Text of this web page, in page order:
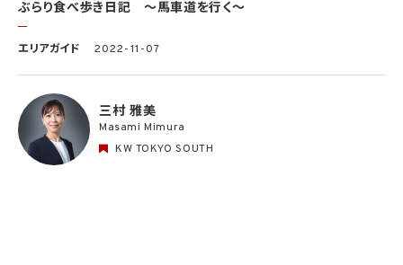
ぶらり食べ歩き日記 〜馬車道を行く〜
エリアガイド 2022-11-07
三村 雅美
Masami Mimura
KW TOKYO SOUTH